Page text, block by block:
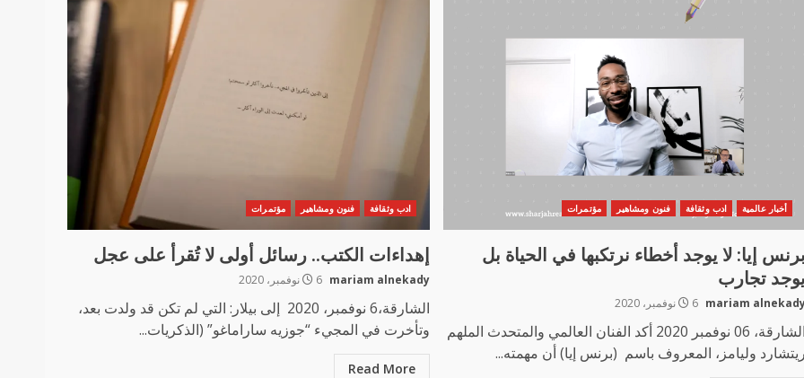
أخبار عالمية ادب وثقافة فنون ومشاهير مؤتمرات
برنس إيا: لا يوجد أخطاء نرتكبها في الحياة بل
يوجد تجارب
mariam 6 نوفمبر، 2020
الشارقة، 06 نوفمبر 2020 أكد الفنان العالمي والمتحدث الملهم
ريتشارد وليامز، المعروف باسم (برنس إيا) أن مهمته...
ادب وثقافة فنون ومشاهير مؤتمرات
إهداءات الكتب.. رسائل أولى لا تُقرأ على عجل
mariam alnekady 6 نوفمبر، 2020
الشارقة،6 نوفمبر، 2020 إلى بيلار: التي لم تكن قد ولدت بعد،
وتأخرت في المجيء “جوزيه ساراماغو” (الذكريات...
Read More